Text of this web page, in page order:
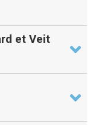
et Veit